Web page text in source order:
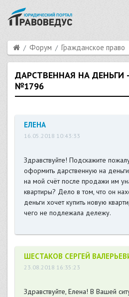
Форум Гражданское право
ДАРСТВЕННАЯ НА
№1796
ЕЛЕНА
16.05.2018 10:43:33
Здравствуйте! Подскажите
оформить дарственную на
на мой счёт после продажи им
квартиры? Дело в том, что он
деньги хочет купить новую
чего не подлежала дележу.
ШЕСТАКОВ СЕРГЕЙ
23.08.2018 16:35:23
Здравствуйте, Елена! В Вашей